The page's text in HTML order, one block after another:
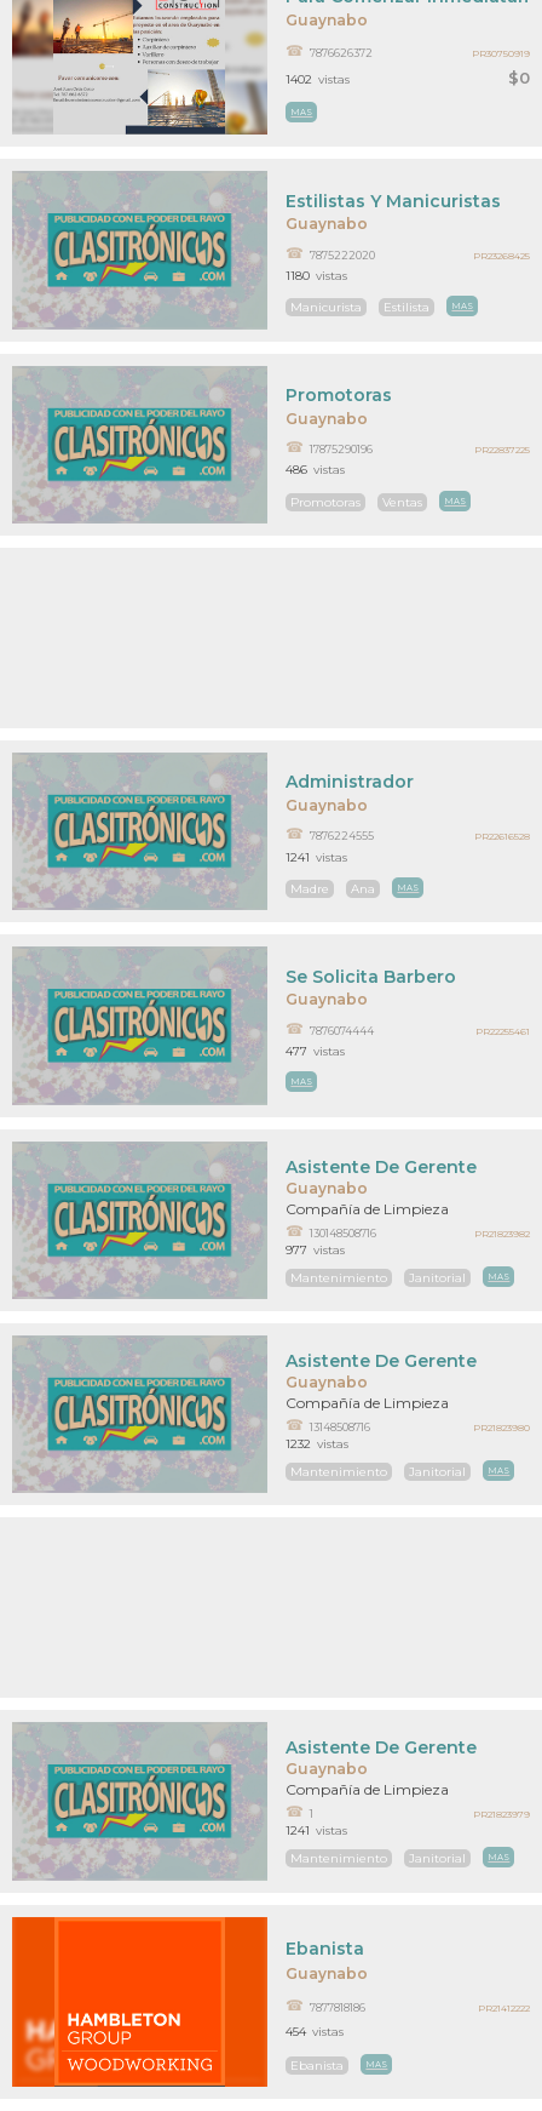
Guaynabo
$0
7876626372
MAS
1402 vistas
PR30750919
Guaynabo
Estilistas Y Manicuristas
7875222020
Manicurista Estilista MAS
1180 vistas
PR23268425
Guaynabo
Promotoras
17875290196
Promotoras Ventas MAS
486 vistas
PR22837225
Guaynabo
Administrador
7876224555
Madre Ana MAS
1241 vistas
PR22616528
Guaynabo
Se Solicita Barbero
7876074444
MAS
477 vistas
PR22255461
Guaynabo
Asistente De Gerente
Compañía de Limpieza
130148508716
Mantenimiento Janitorial MAS
977 vistas
PR21823982
Guaynabo
Asistente De Gerente
Compañía de Limpieza
13148508716
Mantenimiento Janitorial MAS
1232 vistas
PR21823980
Guaynabo
Asistente De Gerente
Compañía de Limpieza
1
Mantenimiento Janitorial MAS
1241 vistas
PR21823979
Guaynabo
Ebanista
7877818186
Ebanista MAS
454 vistas
PR21412222